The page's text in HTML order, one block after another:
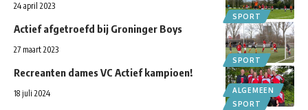
SPORT
24 april 2023
SPORT
Actief afgetroefd bij Groninger Boys
27 maart 2023
ALGEMEEN
SPORT
Recreanten dames VC Actief kampioen!
18 juli 2024